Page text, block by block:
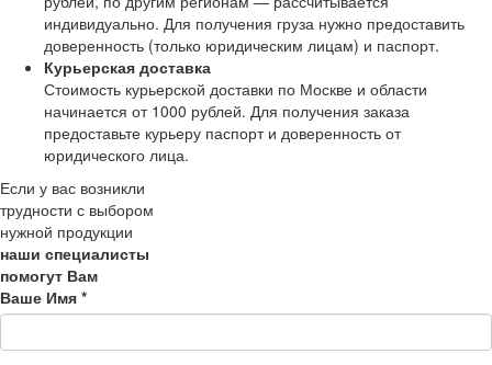
индивидуально. Для получения груза нужно предоставить
доверенность (только юридическим лицам) и паспорт.
Курьерская доставка
Стоимость курьерской доставки по Москве и области
начинается от 1000 рублей. Для получения заказа
предоставьте курьеру паспорт и доверенность от
юридического лица.
Если у вас возникли
трудности с выбором
нужной продукции
наши специалисты
помогут Вам
Ваше Имя *